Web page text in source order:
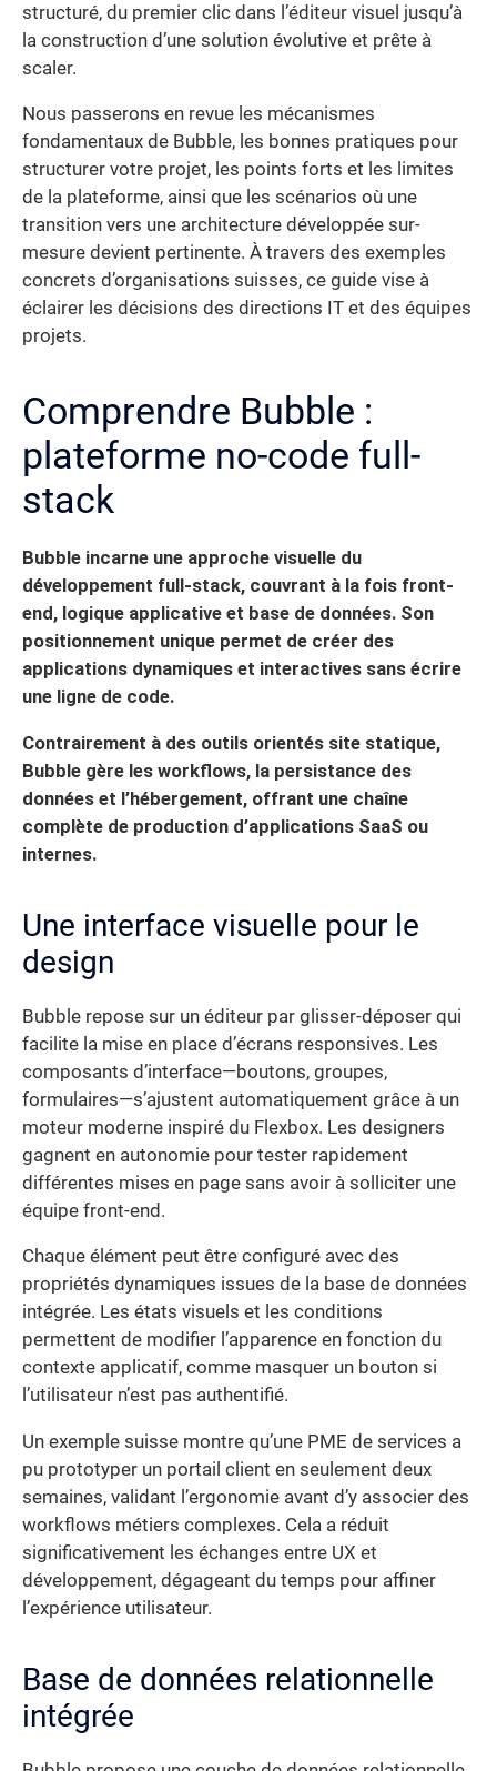
structuré, du premier clic dans l’éditeur visuel jusqu’à
la construction d’une solution évolutive et prête à
scaler.
Nous passerons en revue les mécanismes
fondamentaux de Bubble, les bonnes pratiques pour
structurer votre projet, les points forts et les limites
de la plateforme, ainsi que les scénarios où une
transition vers une architecture développée sur-
mesure devient pertinente. À travers des exemples
concrets d’organisations suisses, ce guide vise à
éclairer les décisions des directions IT et des équipes
projets.
Comprendre Bubble :
plateforme no-code full-
stack
Bubble incarne une approche visuelle du
développement full-stack, couvrant à la fois front-
end, logique applicative et base de données. Son
positionnement unique permet de créer des
applications dynamiques et interactives sans écrire
une ligne de code.
Contrairement à des outils orientés site statique,
Bubble gère les workflows, la persistance des
données et l’hébergement, offrant une chaîne
complète de production d’applications SaaS ou
internes.
Une interface visuelle pour le
design
Bubble repose sur un éditeur par glisser-déposer qui
facilite la mise en place d’écrans responsives. Les
composants d’interface—boutons, groupes,
formulaires—s’ajustent automatiquement grâce à un
moteur moderne inspiré du Flexbox. Les designers
gagnent en autonomie pour tester rapidement
différentes mises en page sans avoir à solliciter une
équipe front-end.
Chaque élément peut être configuré avec des
propriétés dynamiques issues de la base de données
intégrée. Les états visuels et les conditions
permettent de modifier l’apparence en fonction du
contexte applicatif, comme masquer un bouton si
l’utilisateur n’est pas authentifié.
Un exemple suisse montre qu’une PME de services a
pu prototyper un portail client en seulement deux
semaines, validant l’ergonomie avant d’y associer des
workflows métiers complexes. Cela a réduit
significativement les échanges entre UX et
développement, dégageant du temps pour affiner
l’expérience utilisateur.
Base de données relationnelle
intégrée